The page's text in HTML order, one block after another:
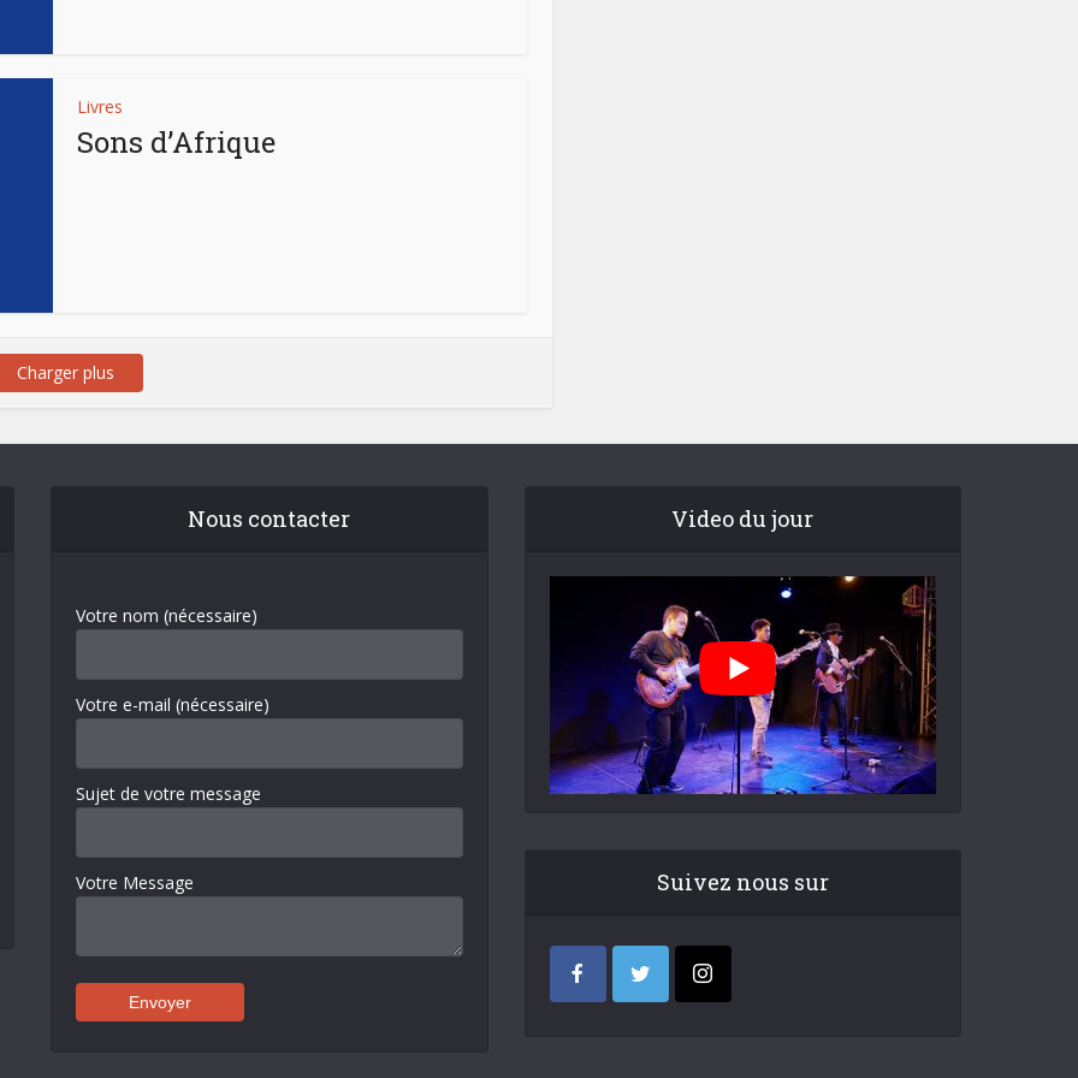
Livres
Sons d’Afrique
Charger plus
Nous contacter
Votre nom (nécessaire)
Votre e-mail (nécessaire)
Sujet de votre message
Votre Message
Video du jour
Suivez nous sur